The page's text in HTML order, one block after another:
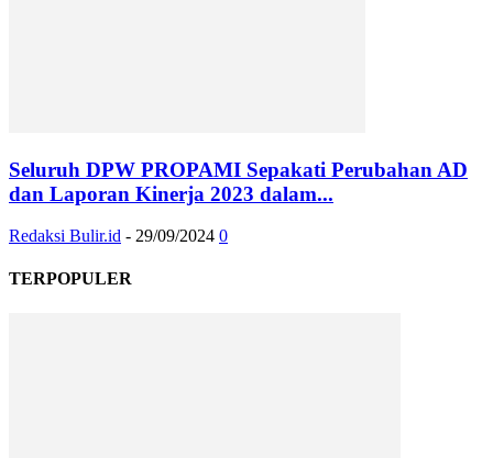
Seluruh DPW PROPAMI Sepakati Perubahan AD
dan Laporan Kinerja 2023 dalam...
Redaksi Bulir.id - 29/09/2024 0
TERPOPULER